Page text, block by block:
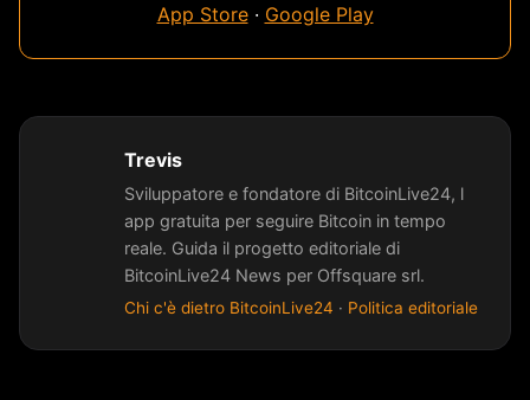
App Store· Google Play
Trevis
Sviluppatore e fondatore di BitcoinLive24, l
app gratuita per seguire Bitcoin in tempo
reale. Guida il progetto editoriale di
BitcoinLive24 News per Offsquare srl.
Chi c'è dietro BitcoinLive24 · Politica editoriale